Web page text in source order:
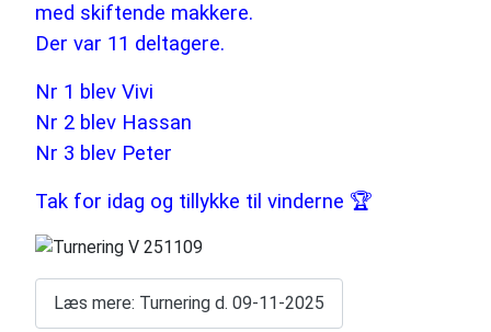
med skiftende makkere.
Der var 11 deltagere.
Nr 1 blev Vivi
Nr 2 blev Hassan
Nr 3 blev Peter
Tak for idag og tillykke til vinderne 🏆
Læs mere: Turnering d. 09-11-2025